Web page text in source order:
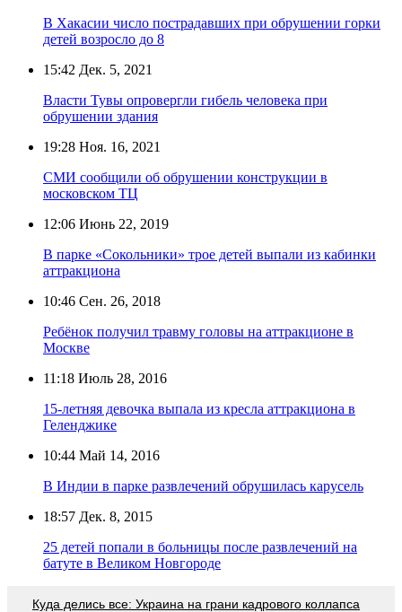
В Хакасии число пострадавших при обрушении горки
детей возросло до 8
15:42 Дек. 5, 2021
Власти Тувы опровергли гибель человека при
обрушении здания
19:28 Ноя. 16, 2021
СМИ сообщили об обрушении конструкции в
московском ТЦ
12:06 Июнь 22, 2019
В парке «Сокольники» трое детей выпали из кабинки
аттракциона
10:46 Сен. 26, 2018
Ребёнок получил травму головы на аттракционе в
Москве
11:18 Июль 28, 2016
15-летняя девочка выпала из кресла аттракциона в
Геленджике
10:44 Май 14, 2016
В Индии в парке развлечений обрушилась карусель
18:57 Дек. 8, 2015
25 детей попали в больницы после развлечений на
батуте в Великом Новгороде
Куда делись все: Украина на грани кадрового коллапса